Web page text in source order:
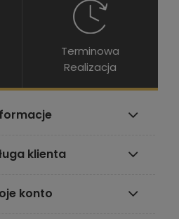
Terminowa
Realizacja
klienta
konto